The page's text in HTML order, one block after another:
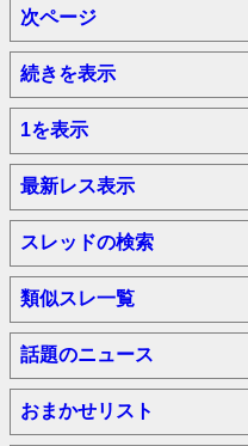
次ページ
続きを表示
1を表示
最新レス表示
スレッドの検索
類似スレ一覧
話題のニュース
おまかせリスト